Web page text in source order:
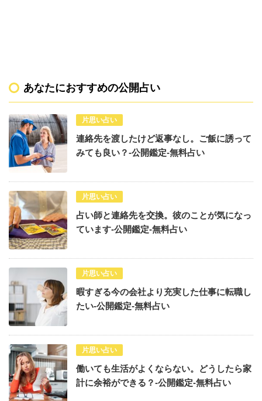
あなたにおすすめの公開占い
片思い占い
連絡先を渡したけど返事なし。ご飯に誘って
みても良い？-公開鑑定-無料占い
片思い占い
占い師と連絡先を交換。彼のことが気になっ
ています-公開鑑定-無料占い
片思い占い
暇すぎる今の会社より充実した仕事に転職し
たい-公開鑑定-無料占い
片思い占い
働いても生活がよくならない。どうしたら家
計に余裕ができる？-公開鑑定-無料占い